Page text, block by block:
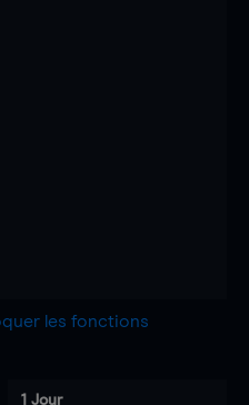
les fonctions
1 Jour